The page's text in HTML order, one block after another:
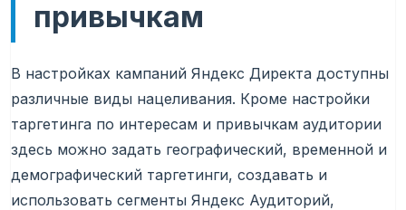
привычкам
В настройках кампаний Яндекс Директа доступны
различные виды нацеливания. Кроме настройки
таргетинга по интересам и привычкам аудитории
здесь можно задать географический, временной и
демографический таргетинги, создавать и
использовать сегменты Яндекс Аудиторий,